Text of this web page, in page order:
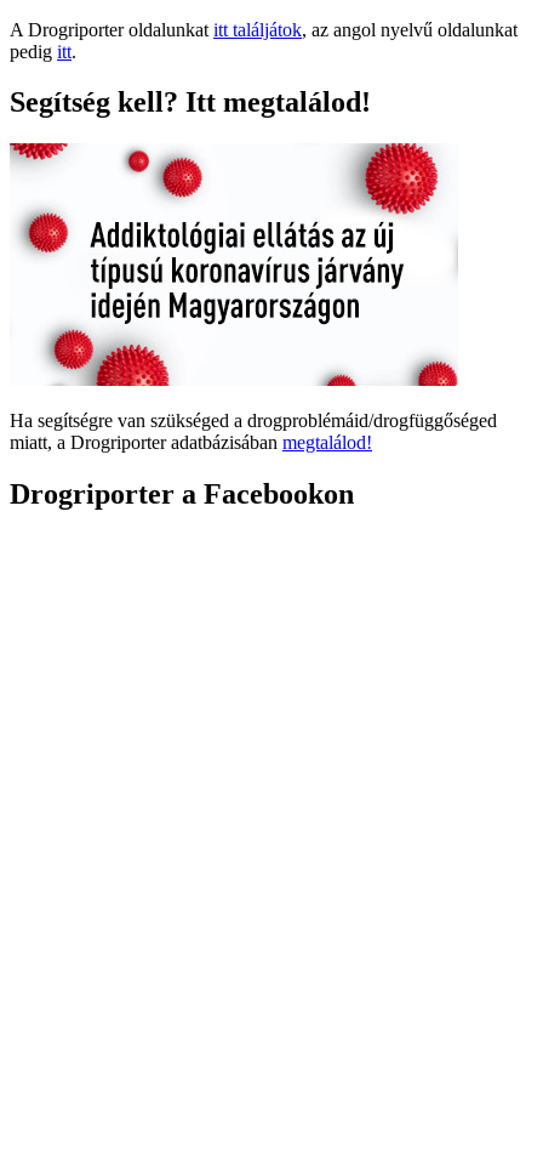
A Drogriporter oldalunkat itt találjátok, az angol nyelvű oldalunkat
pedig itt.
Segítség kell? Itt megtalálod!
Ha segítségre van szükséged a drogproblémáid/drogfüggőséged
miatt, a Drogriporter adatbázisában megtalálod!
Drogriporter a Facebookon